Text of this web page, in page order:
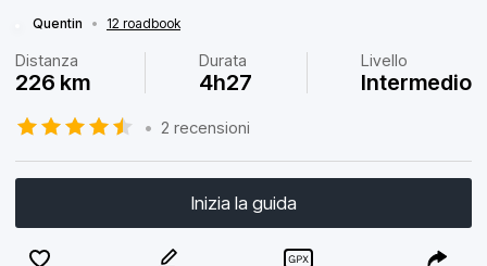
Quentin • 12 roadbook
Distanza
226 km
Durata
4h27
Livello
Intermedio
• 2 recensioni
Inizia la guida